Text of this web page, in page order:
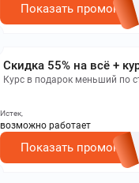
Показать промокод
Скидка 55% на всё +
Курс в подарок меньший по
Истек,
возможно работает
Показать промокод